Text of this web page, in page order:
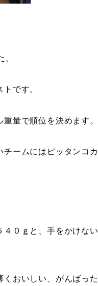
。
です。
量で順位を決めます。
ームにはピッタンコカ
０ｇと、手をかけない
おいしい、がんばった